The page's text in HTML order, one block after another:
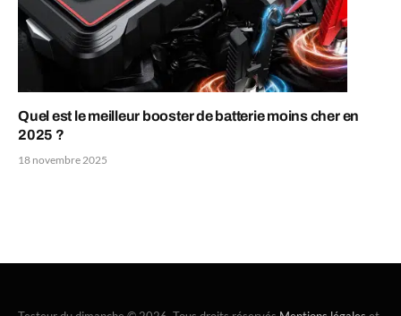
Quel est le meilleur booster de batterie moins cher en
2025 ?
18 novembre 2025